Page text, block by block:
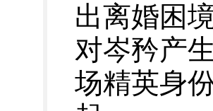
出离婚困
对岑矜产
场精英身